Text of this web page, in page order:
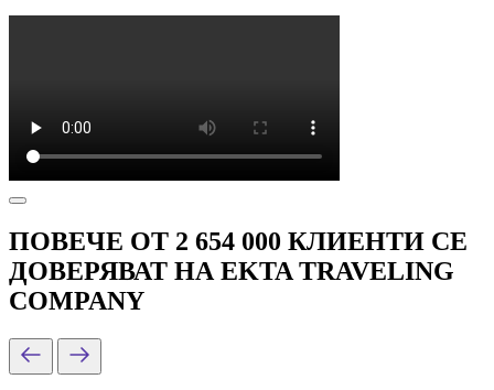
ПОВЕЧЕ ОТ 2 654 000 КЛИЕНТИ СЕ
ДОВЕРЯВАТ НА EKTA TRAVELING
COMPANY